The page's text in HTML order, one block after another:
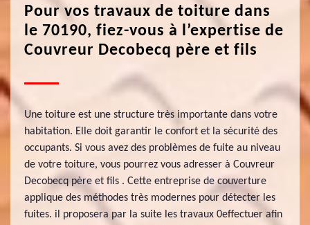
Pour vos travaux de toiture dans
le 70190, fiez-vous à l’expertise de
Couvreur Decobecq père et fils
Une toiture est une structure très importante dans votre
habitation. Elle doit garantir le confort et la sécurité des
occupants. Si vous avez des problèmes de fuite au niveau
de votre toiture, vous pourrez vous adresser à Couvreur
Decobecq père et fils . Cette entreprise de couverture
applique des méthodes très modernes pour détecter les
fuites. il proposera par la suite les travaux 0effectuer afin